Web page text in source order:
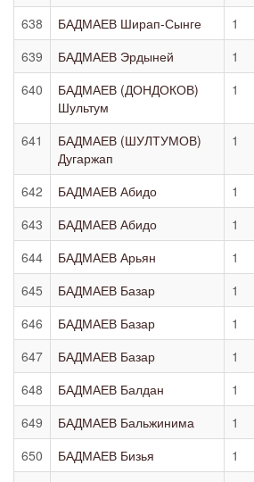
638 БАДМАЕВ Ширап-Сынге
1
639
БАДМАЕВ Эрдыней
1
640
БАДМАЕВ (ДОНДОКОВ)
Шультум
1
641
БАДМАЕВ (ШУЛТУМОВ)
Дугаржап
1
642 БАДМАЕВ Абидо
1
643
БАДМАЕВ Абидо
1
644
БАДМАЕВ Арьян
1
645
БАДМАЕВ Базар
1
646
БАДМАЕВ Базар
1
647
БАДМАЕВ Базар
1
648
БАДМАЕВ Балдан
1
649
БАДМАЕВ Бальжинима
1
650
БАДМАЕВ Бизья
1